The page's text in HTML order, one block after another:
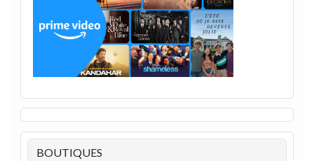
BOUTIQUES